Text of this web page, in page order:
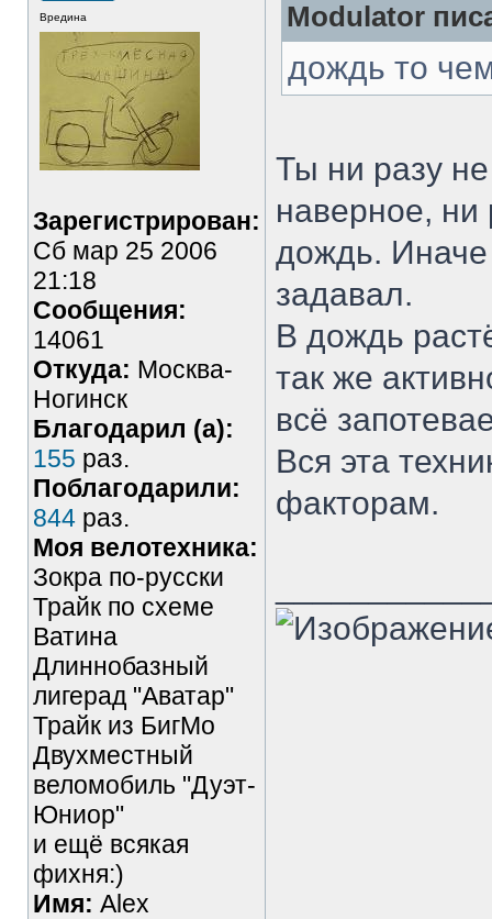
Вредина
Зарегистрирован:
Сб мар 25 2006
21:18
Сообщения:
14061
Откуда: Москва-
Ногинск
Благодарил (а):
155 раз.
Поблагодарили:
844 раз.
Моя велотехника:
Зокра по-русски
Трайк по схеме
Ватина
Длиннобазный
лигерад "Аватар"
Трайк из БигМо
Двухместный
веломобиль "Дуэт-
Юниор"
и ещё всякая
фихня:)
Имя: Alex
Modulator
дождь то
Ты ни разу
наверное, ни
дождь. Иначе
задавал.
В дождь
так же
всё
Вся эта
факторам.